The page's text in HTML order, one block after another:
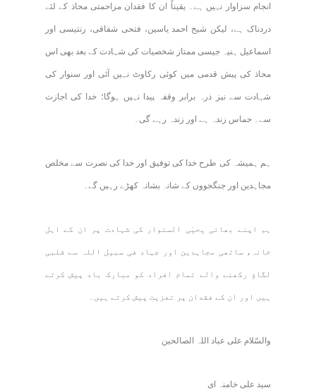
انجام سزاوار نہیں ہے۔ یقیناً ان کا فقدان مزاحمتی محاذ کے لئے
دردناک ہے، لیکن شیخ احمد یاسین، فتحی شقاقی، رنتیسی اور
اسماعیل ہنیہ جیسی ممتاز شخصیات کی شہادت کے بعد بھی اس
محاذ کی پیش قدمی میں کوئی رکاوٹ نہیں آئی اور سنوار کی
شہادت سے نیز ذرہ برابر وقفہ پیدا نہیں ہوگا؛ خدا کی اجازت
سے۔ حماس زندہ ہے اور زندہ رہے گی۔
ہم ہمیشہ کی طرح خدا کی توفیق اور خدا کی نصرت سے مخلص
مجاہدین اور جنگجووں کے شانہ بشانہ کھڑے رہیں گے۔
ہم اپنے بھائی یحیٰی السنوار کی شہادت پر ان کے اہل
خانہ، ساتھی مجاہدین اور جہاد فی سبیل اللہ سے قلبی
لگاؤ رکھنے والے تمام افراد کو مبارک باد پیش کرتے
ہیں اور ان کے فقدان پر تعزیت پیش کرتے ہیں۔
والسّلام علی عباد اللہ الصالحین
سید علی خامنہ ای